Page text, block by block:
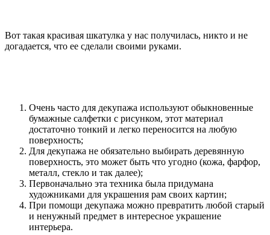
Вот такая красивая шкатулка у нас получилась, никто и не
догадается, что ее сделали своими руками.
Очень часто для декупажа используют обыкновенные
бумажные салфетки с рисунком, этот материал
достаточно тонкий и легко переносится на любую
поверхность;
Для декупажа не обязательно выбирать деревянную
поверхность, это может быть что угодно (кожа, фарфор,
металл, стекло и так далее);
Первоначально эта техника была придумана
художниками для украшения рам своих картин;
При помощи декупажа можно превратить любой старый
и ненужный предмет в интересное украшение
интерьера.